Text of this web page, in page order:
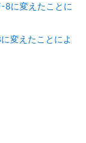
8に変えたことに
変えたことによ